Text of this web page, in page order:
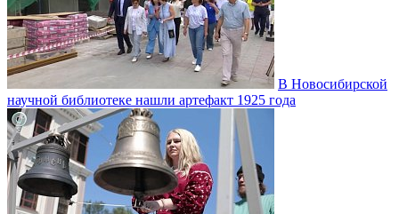
В Новосибирской
научной библиотеке нашли артефакт 1925 года